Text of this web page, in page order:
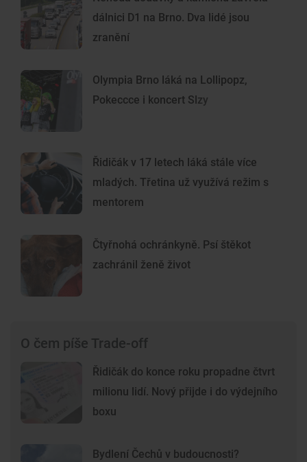
dálnici D1 na Brno. Dva lidé jsou
zranění
Olympia Brno láká na Lollipopz,
Pokeccce i koncert Slzy
Řidičák v 17 letech láká stále více
mladých. Třetina už využívá režim s
mentorem
Čtyřnohá ochránkyně. Psí štěkot
zachránil ženě život
O čem píše Trade-off
Řidičák do konce roku propadne čtvrt
milionu lidí. Nový přijde i do výdejního
boxu
Bydlení Čechů v budoucnosti?